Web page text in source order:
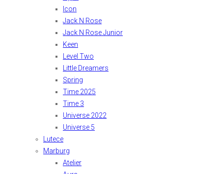
Icon
Jack N Rose
Jack N Rose Junior
Keen
Level Two
Little Dreamers
Spring
Time 2025
Time 3
Universe 2022
Universe 5
Lutece
Marburg
Atelier